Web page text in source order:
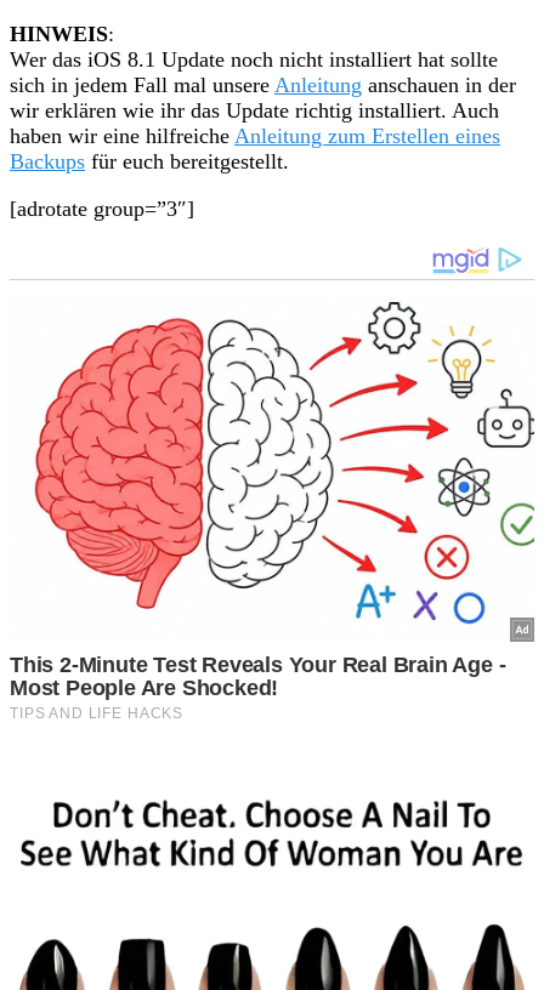
HINWEIS:
Wer das iOS 8.1 Update noch nicht installiert hat sollte
sich in jedem Fall mal unsere Anleitung anschauen in der
wir erklären wie ihr das Update richtig installiert. Auch
haben wir eine hilfreiche Anleitung zum Erstellen eines
Backups für euch bereitgestellt.
[adrotate group=”3″]